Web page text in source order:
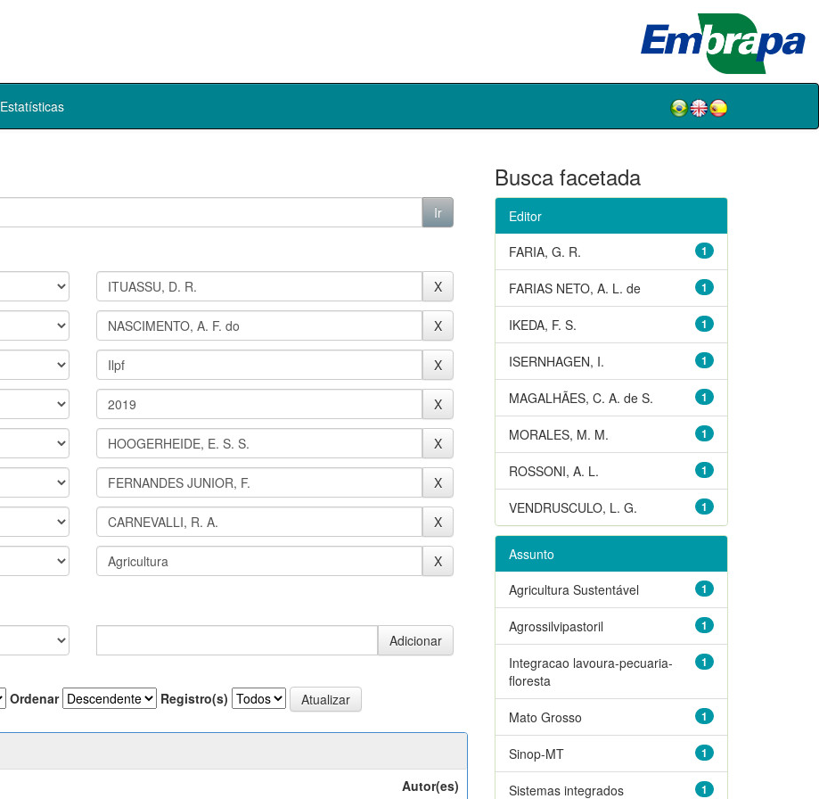
Estatísticas
Ordenar Registro(s)
Autor(es)
Busca facetada
Editor
1
FARIA, G. R.
1
FARIAS NETO, A. L. de
1
IKEDA, F. S.
1
ISERNHAGEN, I.
1
MAGALHÃES, C. A. de S.
1
MORALES, M. M.
1
ROSSONI, A. L.
1
VENDRUSCULO, L. G.
Assunto
1
Agricultura Sustentável
1
Agrossilvipastoril
1
Integracao lavoura-pecuaria-
floresta
1
Mato Grosso
1
Sinop-MT
1
Sistemas integrados